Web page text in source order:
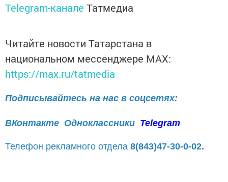
Telegram-канале Татмедиа
Читайте новости Татарстана в
национальном мессенджере MАХ:
https://max.ru/tatmedia
Подписывайтесь на нас в соцсетях:
ВКонтакте Одноклассники Telegram
Телефон рекламного отдела 8(843)47-30-0-02.